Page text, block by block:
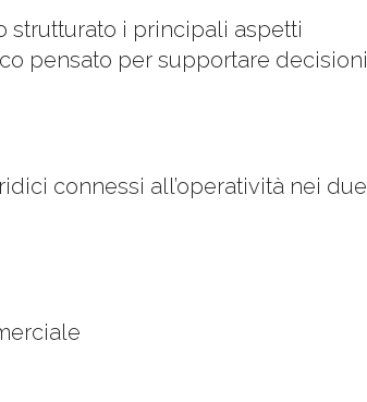
strutturato i principali aspetti
pensato per supportare decisioni
connessi all’operatività nei due